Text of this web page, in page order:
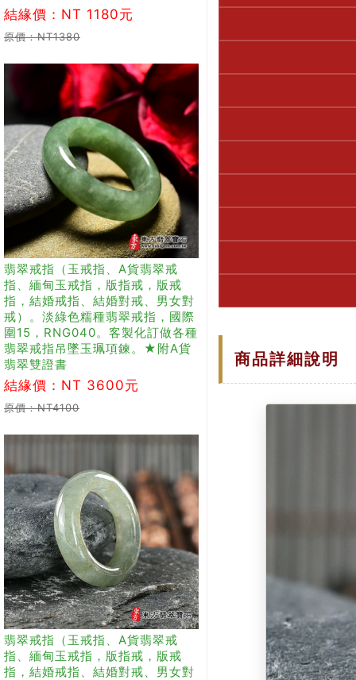
結緣價：NT 1180元
原價：NT1380
翡翠戒指（玉戒指、A貨翡翠戒
指、緬甸玉戒指，版指戒，版戒
指，結婚戒指、結婚對戒、男女對
戒）。淡綠色糯種翡翠戒指，國際
圍15，RNG040。客製化訂做各種
翡翠戒指吊墜玉珮項鍊。★附A貨
翡翠雙證書
結緣價：NT 3600元
原價：NT4100
翡翠戒指（玉戒指、A貨翡翠戒
指、緬甸玉戒指，版指戒，版戒
指，結婚戒指、結婚對戒、男女對
商品詳細說明